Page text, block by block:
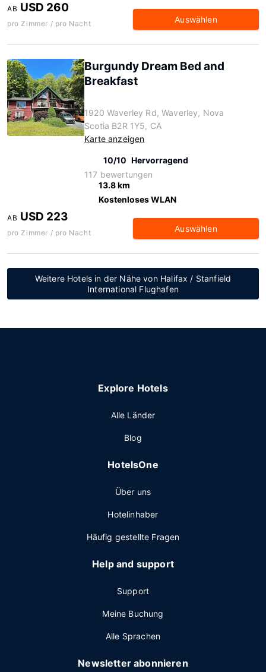
AB USD 260
pro Zimmer / pro Nacht Auswählen
Burgundy Dream Bed and
Breakfast
1920 Waverley Rd, Waverley, Nova
Scotia B2R 1Y5, CA
Karte anzeigen
10/10 Hervorragend
117 bewertungen
13.8 km
Kostenloses WLAN
AB USD 223
pro Zimmer / pro Nacht Auswählen
Weitere Hotels in der Nähe von Halifax / Stanfield
International Flughafen
Explore Hotels
Alle Länder
Blog
HotelsOne
Über uns
Hotelinhaber
Häufig gestellte Fragen
Help and support
Support
Meine Buchung
Alle Sprachen
Newsletter abonnieren